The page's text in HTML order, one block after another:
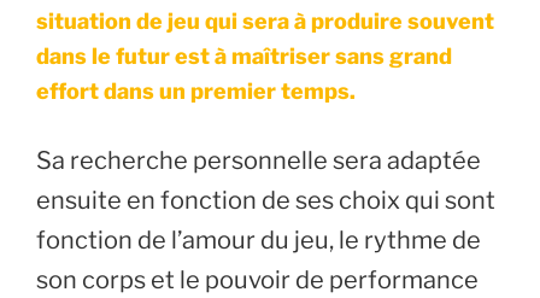
situation de jeu qui sera à produire souvent
dans le futur est à maîtriser sans grand
effort dans un premier temps.
Sa recherche personnelle sera adaptée
ensuite en fonction de ses choix qui sont
fonction de l’amour du jeu, le rythme de
son corps et le pouvoir de performance